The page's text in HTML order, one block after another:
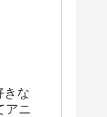
きな
アニ